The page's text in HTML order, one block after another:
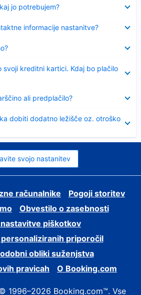
jo potrebujem?
informacije nastanitve?
svoji kreditni kartici. Kdaj bo plačilo
ali predplačilo?
dobiti dodatno ležišče oz. otroško
svojo nastanitev
računalnike
Pogoji storitev
Obvestilo o zasebnosti
piškotkov
priporočil
obliki suženjstva
pravicah
O Booking.com
1996–2026 Booking.com™. Vse